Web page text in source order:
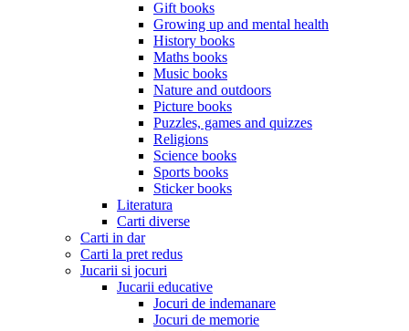
Gift books
Growing up and mental health
History books
Maths books
Music books
Nature and outdoors
Picture books
Puzzles, games and quizzes
Religions
Science books
Sports books
Sticker books
Literatura
Carti diverse
Carti in dar
Carti la pret redus
Jucarii si jocuri
Jucarii educative
Jocuri de indemanare
Jocuri de memorie